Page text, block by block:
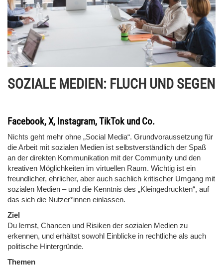
SOZIALE MEDIEN: FLUCH UND SEGEN
Facebook, X, Instagram, TikTok und Co.
Nichts geht mehr ohne „Social Media“. Grundvoraussetzung für
die Arbeit mit sozialen Medien ist selbstverständlich der Spaß
an der direkten Kommunikation mit der Community und den
kreativen Möglichkeiten im virtuellen Raum. Wichtig ist ein
freundlicher, ehrlicher, aber auch sachlich kritischer Umgang mit
sozialen Medien – und die Kenntnis des „Kleingedruckten“, auf
das sich die Nutzer*innen einlassen.
Ziel
Du lernst, Chancen und Risiken der sozialen Medien zu
erkennen, und erhältst sowohl Einblicke in rechtliche als auch
politische Hintergründe.
Themen